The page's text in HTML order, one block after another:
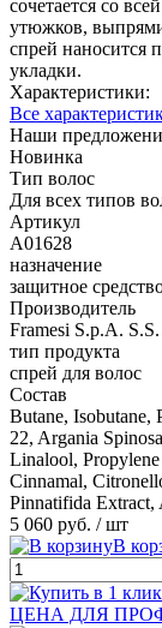
сочетается со
утюжков,
спрей наносится
укладки.
Характеристики:
Все
Наши
Новинка
Тип волос
Для всех типов
Артикул
A01628
назначение
защитное
Производитель
Framesi S.p.A. S.S.
тип продукта
спрей для волос
Состав
Butane, Isobutane,
22, Argania
Linalool,
Cinnamal,
Pinnatifida Extract,
5 060 руб. / шт
В
ЦЕНА ДЛЯ